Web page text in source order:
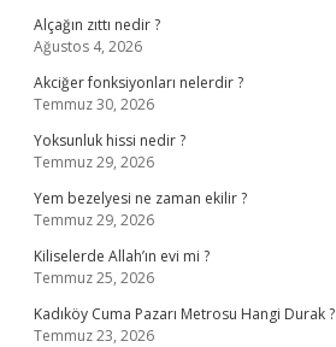
Alçağın zıttı nedir ?
Ağustos 4, 2026
Akciğer fonksiyonları nelerdir ?
Temmuz 30, 2026
Yoksunluk hissi nedir ?
Temmuz 29, 2026
Yem bezelyesi ne zaman ekilir ?
Temmuz 29, 2026
Kiliselerde Allah’ın evi mi ?
Temmuz 25, 2026
Kadıköy Cuma Pazarı Metrosu Hangi Durak ?
Temmuz 23, 2026